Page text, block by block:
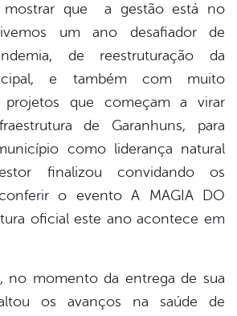
mostrar que a gestão está no
um ano desafiador de
de reestruturação da
e também com muito
projetos que começam a virar
de Garanhuns, para
como liderança natural
finalizou convidando os
o evento A MAGIA DO
oficial este ano acontece em
no momento da entrega de sua
os avanços na saúde de